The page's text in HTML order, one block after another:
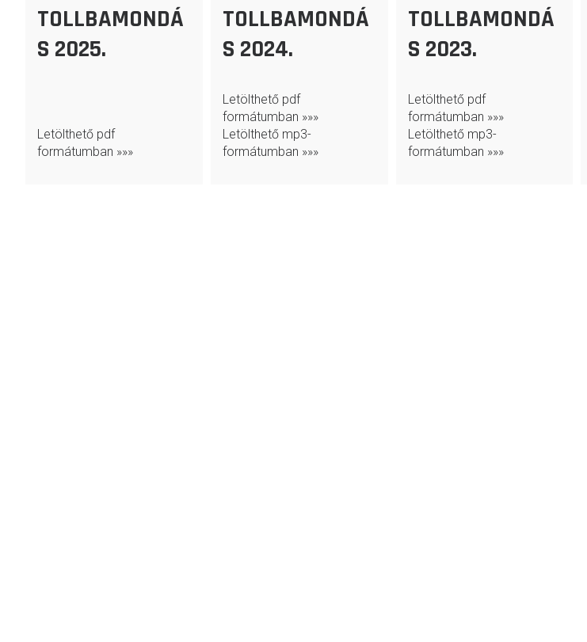
TOLLBAMONDÁ
S 2025.
Letölthető pdf
formátumban »»»
TOLLBAMONDÁ
S 2024.
Letölthető pdf
formátumban »»»
Letölthető mp3-
formátumban »»»
TOLLBAMONDÁ
S 2023.
Letölthető pdf
formátumban »»»
Letölthető mp3-
formátumban »»»